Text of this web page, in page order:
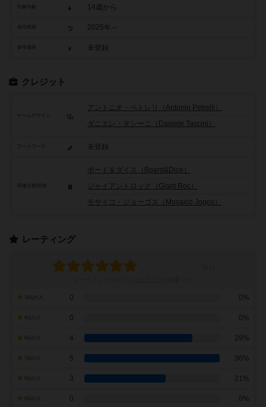
14歳から
2025年～
参考価格 未登録
クレジット
ゲームデザイン
アントニオ・ペトレリ（Antonio Petrelli）
ダニエレ・タシーニ（Daniele Tascini）
アートワーク 未登録
ボード＆ダイス（Board&Dice）
ジャイアントロック（Giant Roc）
モサイコ・ジョーゴス（Mosaico Jogos）
レーティング
0 0%
0 0%
4 29%
7点の人 5 36%
3 21%
0 0%